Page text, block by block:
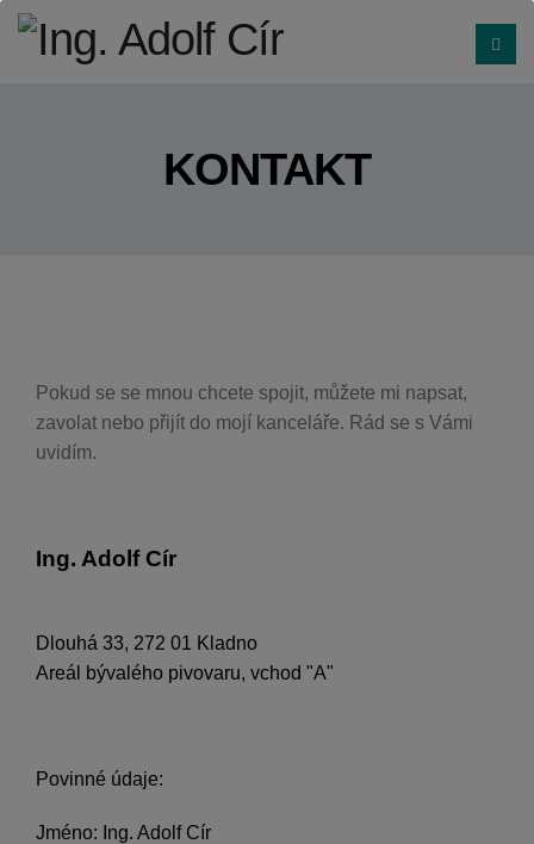
KONTAKT
Pokud se se mnou chcete spojit, můžete mi napsat,
zavolat nebo přijít do mojí kanceláře. Rád se s Vámi
uvidím.
Ing. Adolf Cír
Dlouhá 33, 272 01 Kladno
Areál bývalého pivovaru, vchod "A"
Povinné údaje:
Jméno: Ing. Adolf Cír